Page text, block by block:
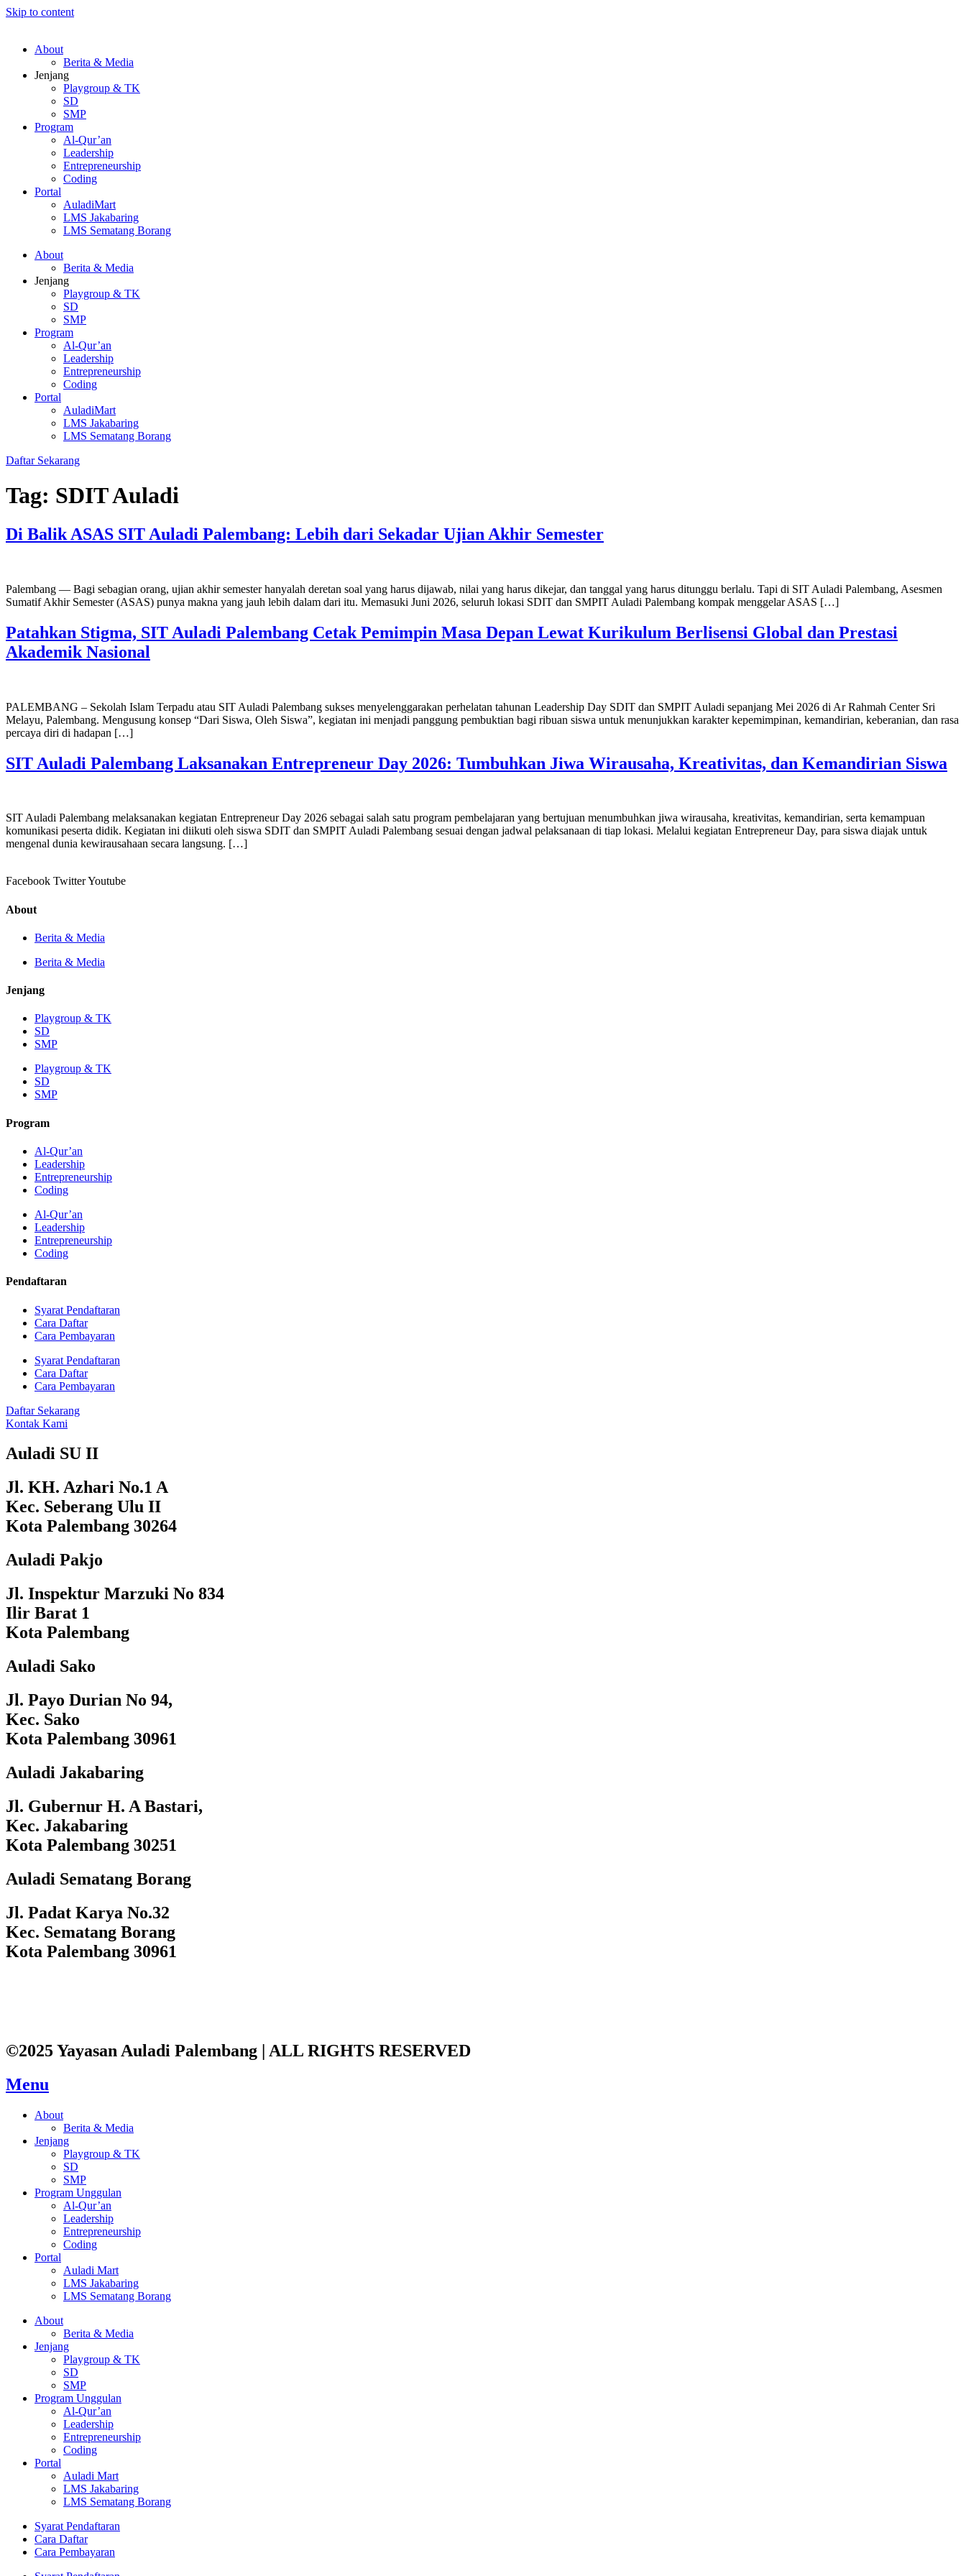
Skip to content
About
Berita & Media
Jenjang
Playgroup & TK
SD
SMP
Program
Al-Qur’an
Leadership
Entrepreneurship
Coding
Portal
AuladiMart
LMS Jakabaring
LMS Sematang Borang
About
Berita & Media
Jenjang
Playgroup & TK
SD
SMP
Program
Al-Qur’an
Leadership
Entrepreneurship
Coding
Portal
AuladiMart
LMS Jakabaring
LMS Sematang Borang
Daftar Sekarang
Tag: SDIT Auladi
Di Balik ASAS SIT Auladi Palembang: Lebih dari Sekadar Ujian Akhir Semester
Palembang — Bagi sebagian orang, ujian akhir semester hanyalah deretan soal yang harus dijawab, nilai yang harus dikejar, dan tanggal yang harus ditunggu berlalu. Tapi di SIT Auladi Palembang, Asesmen
Sumatif Akhir Semester (ASAS) punya makna yang jauh lebih dalam dari itu. Memasuki Juni 2026, seluruh lokasi SDIT dan SMPIT Auladi Palembang kompak menggelar ASAS […]
Patahkan Stigma, SIT Auladi Palembang Cetak Pemimpin Masa Depan Lewat Kurikulum Berlisensi Global dan Prestasi
Akademik Nasional
PALEMBANG – Sekolah Islam Terpadu atau SIT Auladi Palembang sukses menyelenggarakan perhelatan tahunan Leadership Day SDIT dan SMPIT Auladi sepanjang Mei 2026 di Ar Rahmah Center Sri
Melayu, Palembang. Mengusung konsep “Dari Siswa, Oleh Siswa”, kegiatan ini menjadi panggung pembuktian bagi ribuan siswa untuk menunjukkan karakter kepemimpinan, kemandirian, keberanian, dan rasa
percaya diri di hadapan […]
SIT Auladi Palembang Laksanakan Entrepreneur Day 2026: Tumbuhkan Jiwa Wirausaha, Kreativitas, dan Kemandirian Siswa
SIT Auladi Palembang melaksanakan kegiatan Entrepreneur Day 2026 sebagai salah satu program pembelajaran yang bertujuan menumbuhkan jiwa wirausaha, kreativitas, kemandirian, serta kemampuan
komunikasi peserta didik. Kegiatan ini diikuti oleh siswa SDIT dan SMPIT Auladi Palembang sesuai dengan jadwal pelaksanaan di tiap lokasi. Melalui kegiatan Entrepreneur Day, para siswa diajak untuk
mengenal dunia kewirausahaan secara langsung. […]
Facebook TwitterYoutube
About
Berita & Media
Berita & Media
Jenjang
Playgroup & TK
SD
SMP
Playgroup & TK
SD
SMP
Program
Al-Qur’an
Leadership
Entrepreneurship
Coding
Al-Qur’an
Leadership
Entrepreneurship
Coding
Pendaftaran
Syarat Pendaftaran
Cara Daftar
Cara Pembayaran
Syarat Pendaftaran
Cara Daftar
Cara Pembayaran
Daftar Sekarang
Kontak Kami
Auladi SU II
Jl. KH. Azhari No.1 A
Kec. Seberang Ulu II
Kota Palembang 30264
Auladi Pakjo
Jl. Inspektur Marzuki No 834
Ilir Barat 1
Kota Palembang
Auladi Sako
Jl. Payo Durian No 94,
Kec. Sako
Kota Palembang 30961
Auladi Jakabaring
Jl. Gubernur H. A Bastari,
Kec. Jakabaring
Kota Palembang 30251
Auladi Sematang Borang
Jl. Padat Karya No.32
Kec. Sematang Borang
Kota Palembang 30961
©2025 Yayasan Auladi Palembang | ALL RIGHTS RESERVED
Menu
About
Berita & Media
Jenjang
Playgroup & TK
SD
SMP
Program Unggulan
Al-Qur’an
Leadership
Entrepreneurship
Coding
Portal
Auladi Mart
LMS Jakabaring
LMS Sematang Borang
About
Berita & Media
Jenjang
Playgroup & TK
SD
SMP
Program Unggulan
Al-Qur’an
Leadership
Entrepreneurship
Coding
Portal
Auladi Mart
LMS Jakabaring
LMS Sematang Borang
Syarat Pendaftaran
Cara Daftar
Cara Pembayaran